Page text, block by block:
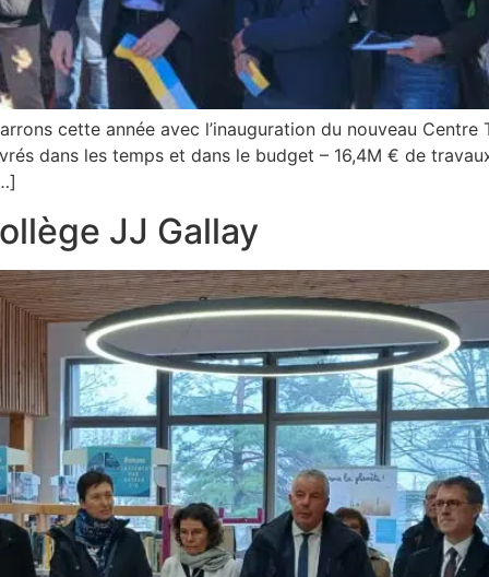
cette année avec l’inauguration du nouveau
dans les temps et dans le budget – 16,4M € de
JJ Gallay